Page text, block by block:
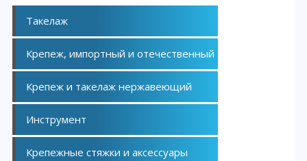
Такелаж
Крепеж, импортный и отечественный
Крепеж и такелаж нержавеющий
Инструмент
Крепежные стяжки и аксессуары